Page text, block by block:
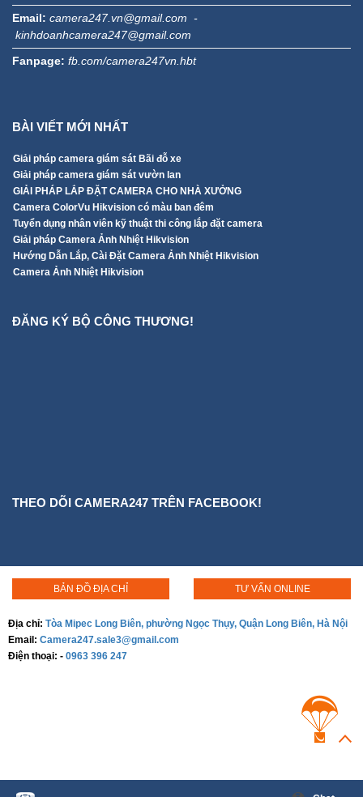
Email: camera247.vn@gmail.com -
kinhdoanhcamera247@gmail.com
Fanpage: fb.com/camera247vn.hbt
BÀI VIẾT MỚI NHẤT
Giải pháp camera giám sát Bãi đỗ xe
Giải pháp camera giám sát vườn lan
GIẢI PHÁP LẮP ĐẶT CAMERA CHO NHÀ XƯỞNG
Camera ColorVu Hikvision có màu ban đêm
Tuyển dụng nhân viên kỹ thuật thi công lắp đặt camera
Giải pháp Camera Ảnh Nhiệt Hikvision
Hướng Dẫn Lắp, Cài Đặt Camera Ảnh Nhiệt Hikvision
Camera Ảnh Nhiệt Hikvision
ĐĂNG KÝ BỘ CÔNG THƯƠNG!
THEO DÕI CAMERA247 TRÊN FACEBOOK!
BẢN ĐỒ ĐỊA CHỈ TƯ VẤN ONLINE
Địa chỉ: Tòa Mipec Long Biên, phường Ngọc Thụy, Quận Long Biên, Hà Nội
Email: Camera247.sale3@gmail.com
Điện thoại: - 0963 396 247